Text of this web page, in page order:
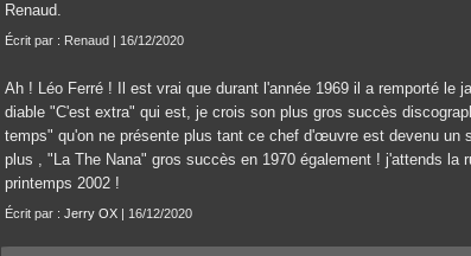
Renaud.
Écrit par : Renaud | 16/12/2020
Ah ! Léo Ferré ! Il est vrai que durant l'année 1969 il a remporté le
diable "C'est extra" qui est, je crois son plus gros succès
temps" qu'on ne présente plus tant ce chef d'œuvre est devenu un
plus , "La The Nana" gros succès en 1970 également ! j'attends la
printemps 2002 !
Écrit par : Jerry OX | 16/12/2020